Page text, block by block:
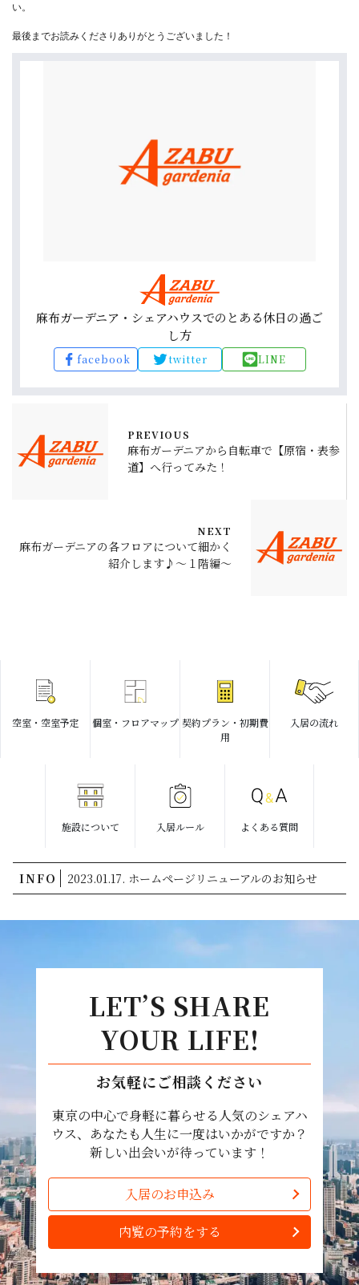
い。
最後までお読みくださりありがとうございました！
麻布ガーデニア・シェアハウスでのとある休日の過ご
し方
facebook twitter LINE
PREVIOUS
麻布ガーデニアから自転車で【原宿・表参
道】へ行ってみた！
NEXT
麻布ガーデニアの各フロアについて細かく
紹介します♪〜１階編〜
空室・空室予定 個室・フロアマップ 契約プラン・初期費
用
入居の流れ
施設について 入居ルール よくある質問
INFO 2023.01.17. ホームページリニューアルのお知らせ
LET’S SHARE
YOUR LIFE!
お気軽にご相談ください
東京の中心で身軽に暮らせる人気のシェアハ
ウス、あなたも人生に一度はいかがですか？
新しい出会いが待っています！
入居のお申込み
内覧の予約をする